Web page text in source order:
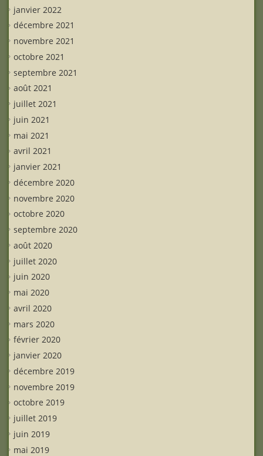
janvier 2022
décembre 2021
novembre 2021
octobre 2021
septembre 2021
août 2021
juillet 2021
juin 2021
mai 2021
avril 2021
janvier 2021
décembre 2020
novembre 2020
octobre 2020
septembre 2020
août 2020
juillet 2020
juin 2020
mai 2020
avril 2020
mars 2020
février 2020
janvier 2020
décembre 2019
novembre 2019
octobre 2019
juillet 2019
juin 2019
mai 2019